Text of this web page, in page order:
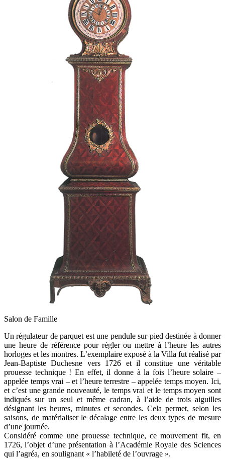
Salon de Famille
Un régulateur de parquet est une pendule sur pied destinée à donner
une heure de référence pour régler ou mettre à l’heure les autres
horloges et les montres. L’exemplaire exposé à la Villa fut réalisé par
Jean-Baptiste Duchesne vers 1726 et il constitue une véritable
prouesse technique ! En effet, il donne à la fois l’heure solaire –
appelée temps vrai – et l’heure terrestre – appelée temps moyen. Ici,
et c’est une grande nouveauté, le temps vrai et le temps moyen sont
indiqués sur un seul et même cadran, à l’aide de trois aiguilles
désignant les heures, minutes et secondes. Cela permet, selon les
saisons, de matérialiser le décalage entre les deux types de mesure
d’une journée.
Considéré comme une prouesse technique, ce mouvement fit, en
1726, l’objet d’une présentation à l’Académie Royale des Sciences
qui l’agréa, en soulignant « l’habileté de l’ouvrage ».